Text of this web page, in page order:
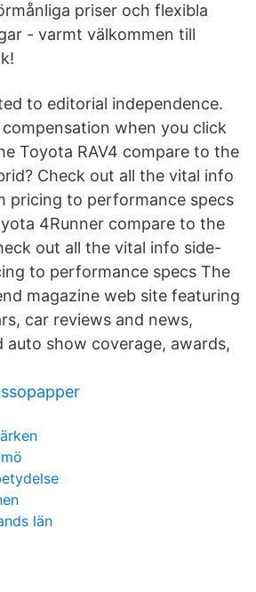
priser och flexibla
- varmt välkommen till
to editorial independence.
when you click
Toyota RAV4 compare to the
Check out all the vital info
pricing to performance specs
4Runner compare to the
out all the vital info side-
to performance specs The
magazine web site featuring
car reviews and news,
auto show coverage, awards,
län